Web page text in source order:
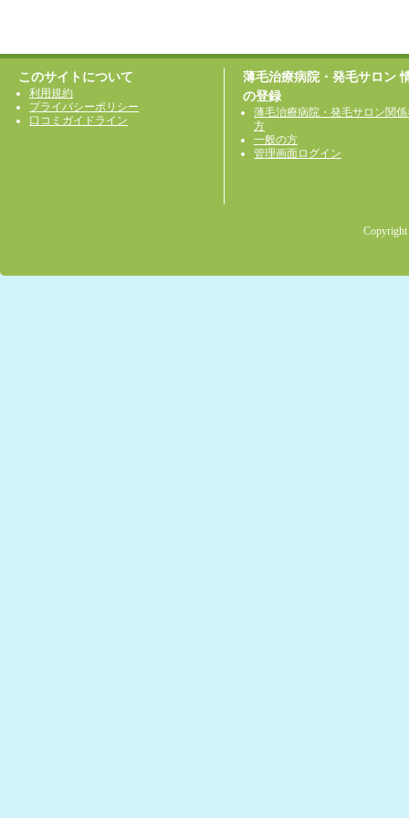
このサイトについて
利用規約
プライバシーポリシー
口コミガイドライン
薄毛治療病院・発毛サロン
の登録
薄毛治療病院・発毛サロン関
方
一般の方
管理画面ログイン
Copyright